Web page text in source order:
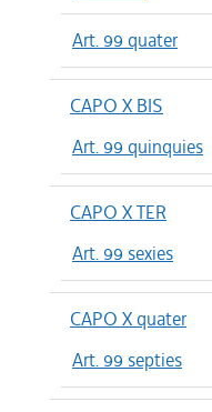
Art. 99 quater
CAPO X BIS
Art. 99 quinquies
CAPO X TER
Art. 99 sexies
CAPO X quater
Art. 99 septies